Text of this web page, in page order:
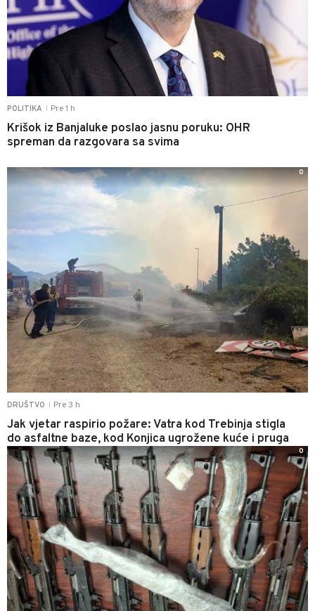
POLITIKA Pre 1 h
Krišok iz Banjaluke poslao jasnu poruku: OHR
spreman da razgovara sa svima
DRUŠTVO Pre 3 h
Jak vjetar raspirio požare: Vatra kod Trebinja stigla
do asfaltne baze, kod Konjica ugrožene kuće i pruga
0
0